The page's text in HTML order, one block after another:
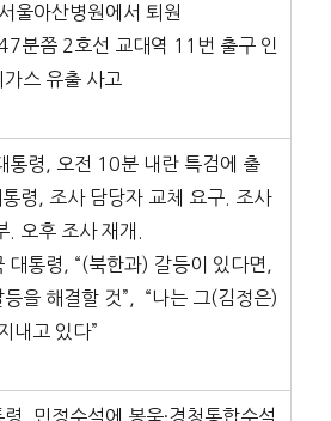
울아산병원에서 퇴원
분쯤 2호선 교대역 11번 출구 인
스 유출 사고
통령, 오전 10분 내란 특검에 출
령, 조사 담당자 교체 요구. 조사
. 오후 조사 재개.
대통령, “(북한과) 갈등이 있다면,
을 해결할 것”,
“나는 그(김정은)
내고 있다”
, 민정수석에 봉욱·경청통합수석